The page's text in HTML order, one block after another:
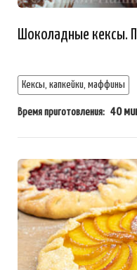
Шоколадные кексы.
Кексы, капкейки, маффины
Время приготовления: 40